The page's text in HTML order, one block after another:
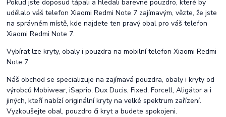
Pokud jste doposud tápali a hledali barevné pouzdro, které by
udělalo váš telefon Xiaomi Redmi Note 7 zajímavým, vězte, že jste
na správném místě, kde najdete ten pravý obal pro váš telefon
Xiaomi Redmi Note 7.
Vybírat lze kryty, obaly i pouzdra na mobilní telefon Xiaomi Redmi
Note 7.
Náš obchod se specializuje na zajímavá pouzdra, obaly i kryty od
výrobců Mobiwear, iSaprio, Dux Ducis, Fixed, Forcell, Aligátor a i
jiných, kteří nabízí originální kryty na velké spektrum zařízení.
Vyzkoušejte obal, pouzdro či kryt a budete spokojeni.